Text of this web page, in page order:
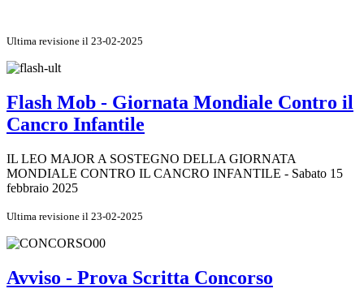
Ultima revisione il 23-02-2025
Flash Mob - Giornata Mondiale Contro il
Cancro Infantile
IL LEO MAJOR A SOSTEGNO DELLA GIORNATA
MONDIALE CONTRO IL CANCRO INFANTILE - Sabato 15
febbraio 2025
Ultima revisione il 23-02-2025
Avviso - Prova Scritta Concorso